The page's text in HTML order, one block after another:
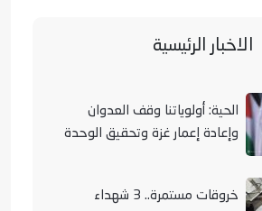
الاخبار الرئيسية
الحية: أولوياتنا وقف العدوان
وإعادة إعمار غزة وتحقيق الوحدة
خروقات مستمرة.. 3 شهداء